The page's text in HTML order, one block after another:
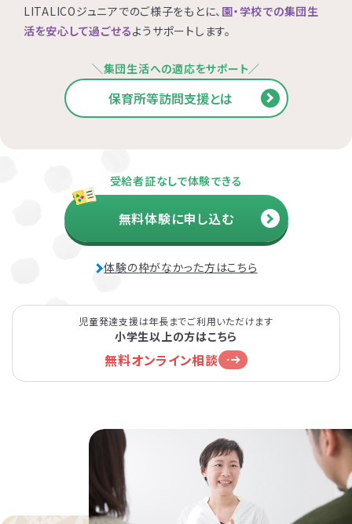
LITALICOジュニアでのご様子をもとに、 園・学校での集団生
活を安心して過ごせるようサポートします。
＼集団生活への適応をサポート／
保育所等訪問支援とは
受給者証なしで体験できる
無料体験に申し込む
体験の枠がなかった方はこちら
児童発達支援は年長までご利用いただけます
小学生以上の方はこちら
無料オンライン相談